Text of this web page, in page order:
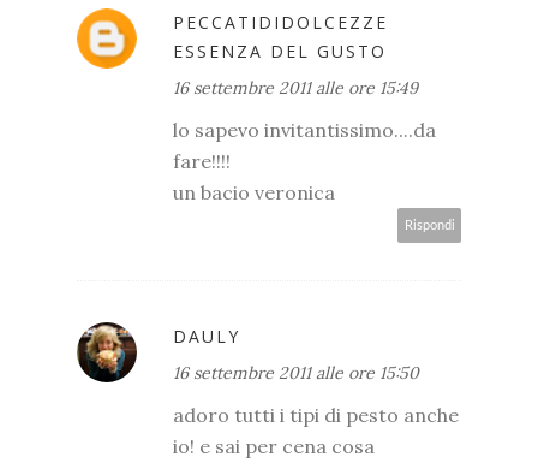
PECCATIDIDOLCEZZE
ESSENZA DEL GUSTO
16 settembre 2011 alle ore 15:49
lo sapevo invitantissimo....da
fare!!!!
un bacio veronica
Rispondi
DAULY
16 settembre 2011 alle ore 15:50
adoro tutti i tipi di pesto anche
io! e sai per cena cosa